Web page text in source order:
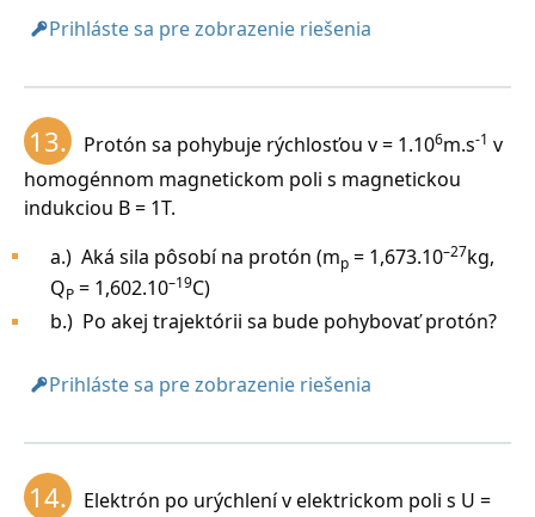
Prihláste sa pre zobrazenie riešenia
13. Protón sa pohybuje rýchlosťou v = 1.106m.s-1 v
homogénnom magnetickom poli s magnetickou
indukciou B = 1T.
a.) Aká sila pôsobí na protón (mp = 1,673.10–27kg,
QP = 1,602.10–19C)
b.) Po akej trajektórii sa bude pohybovať protón?
Prihláste sa pre zobrazenie riešenia
14.
Elektrón po urýchlení v elektrickom poli s U =